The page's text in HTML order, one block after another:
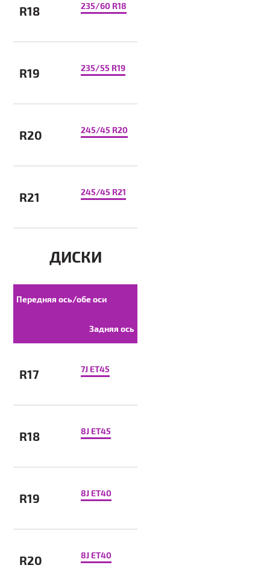
R18 235/60 R18
R19 235/55 R19
R20 245/45 R20
R21 245/45 R21
ДИСКИ
Передняя ось/обе оси
Задняя ось
R17 7J ET45
R18 8J ET45
R19 8J ET40
R20 8J ET40